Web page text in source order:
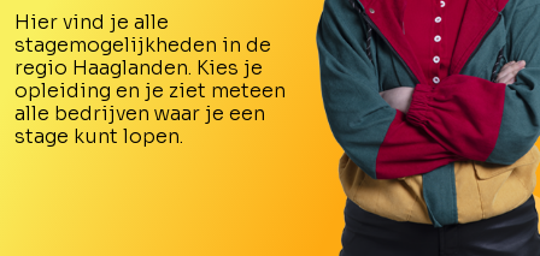
Hier vind je alle
stagemogelijkheden in de
regio Haaglanden. Kies je
opleiding en je ziet meteen
alle bedrijven waar je een
stage kunt lopen.